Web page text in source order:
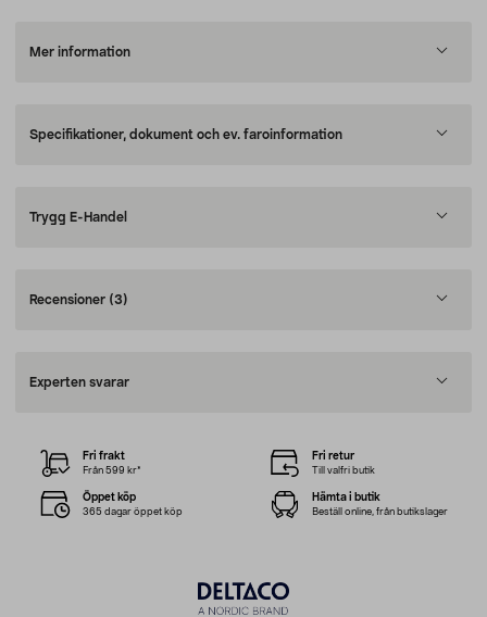
Mer information
Specifikationer, dokument och ev. faroinformation
Trygg E-Handel
Recensioner (3)
Experten svarar
Fri frakt
Från 599 kr*
Fri retur
Till valfri butik
Öppet köp
365 dagar öppet köp
Hämta i butik
Beställ online, från butikslager